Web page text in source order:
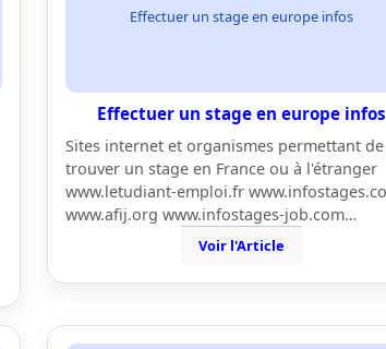
Effectuer un stage en europe infos
Effectuer un stage en europe infos
Sites internet et organismes permettant de
trouver un stage en France ou à l'étranger
www.letudiant-emploi.fr
www.afij.org www.infostages-job.com…
Voir l'Article